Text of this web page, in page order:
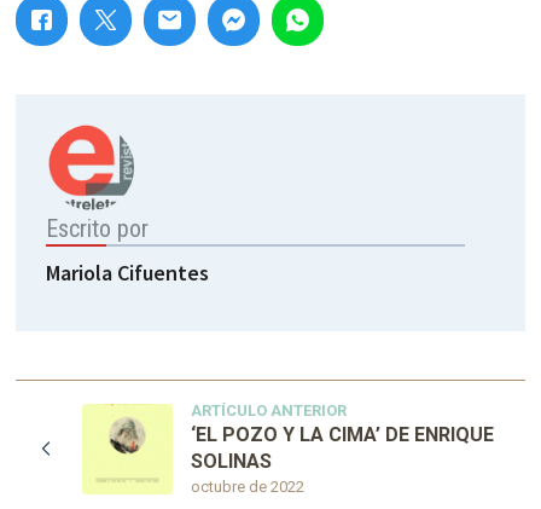
Escrito por
Mariola Cifuentes
ARTÍCULO ANTERIOR
octubre de 2022
‘EL POZO Y LA CIMA’ DE ENRIQUE
SOLINAS